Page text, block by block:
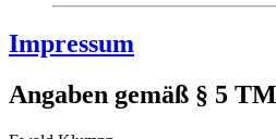
Impressum
Angaben gemäß § 5